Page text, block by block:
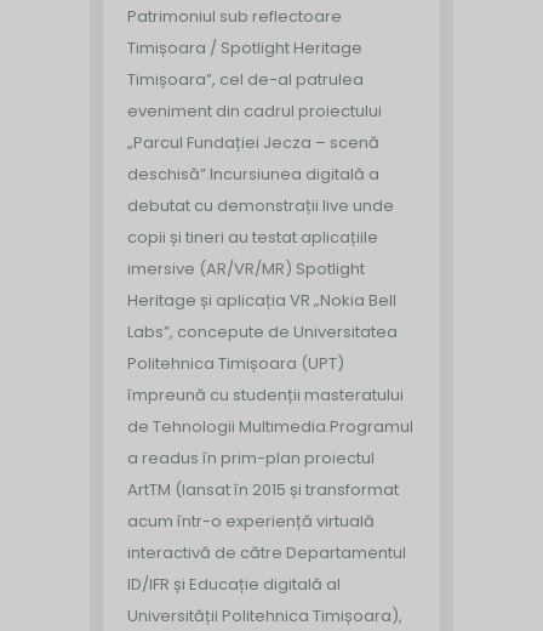
Patrimoniul sub reflectoare
Timișoara / Spotlight Heritage
Timișoara”, cel de-al patrulea
eveniment din cadrul proiectului
„Parcul Fundației Jecza – scenă
deschisă”.Incursiunea digitală a
debutat cu demonstrații live unde
copii și tineri au testat aplicațiile
imersive (AR/VR/MR) Spotlight
Heritage și aplicația VR „Nokia Bell
Labs”, concepute de Universitatea
Politehnica Timișoara (UPT)
împreună cu studenții masteratului
de Tehnologii Multimedia.Programul
a readus în prim-plan proiectul
ArtTM (lansat în 2015 și transformat
acum într-o experiență virtuală
interactivă de către Departamentul
ID/IFR și Educație digitală al
Universității Politehnica Timișoara),